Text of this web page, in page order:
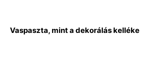
Vaspaszta, mint a dekorálás kelléke